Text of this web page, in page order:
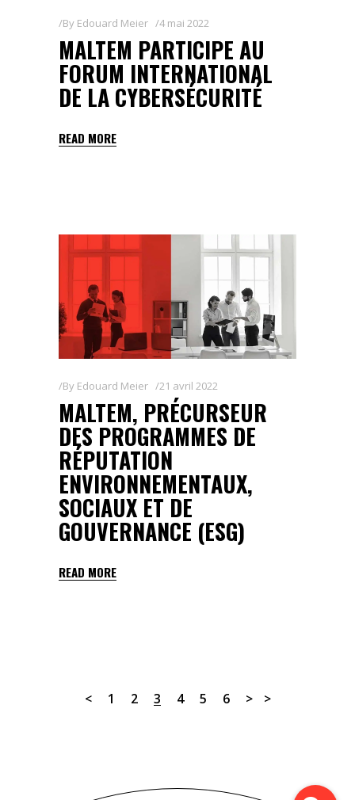
By Edouard Meier 4 mai 2022
MALTEM PARTICIPE AU
FORUM INTERNATIONAL
DE LA CYBERSÉCURITÉ
READ MORE
By Edouard Meier 21 avril 2022
MALTEM, PRÉCURSEUR
DES PROGRAMMES DE
RÉPUTATION
ENVIRONNEMENTAUX,
SOCIAUX ET DE
GOUVERNANCE (ESG)
READ MORE
1 2 3 4 5 6